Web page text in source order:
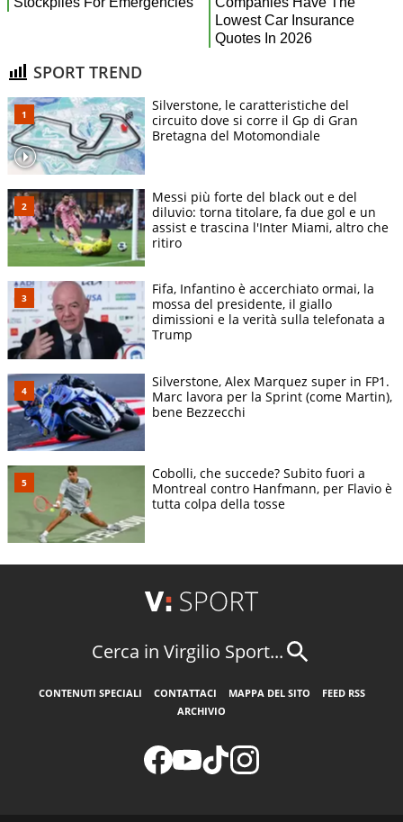
SPORT TREND
Silverstone, le caratteristiche del
circuito dove si corre il Gp di Gran
Bretagna del Motomondiale
Messi più forte del black out e del
diluvio: torna titolare, fa due gol e un
assist e trascina l'Inter Miami, altro che
ritiro
Fifa, Infantino è accerchiato ormai, la
mossa del presidente, il giallo
dimissioni e la verità sulla telefonata a
Trump
Silverstone, Alex Marquez super in FP1.
Marc lavora per la Sprint (come Martin),
bene Bezzecchi
Cobolli, che succede? Subito fuori a
Montreal contro Hanfmann, per Flavio è
tutta colpa della tosse
Cerca in Virgilio Sport...
CONTENUTI SPECIALI CONTATTACI MAPPA DEL SITO
FEED RSS
ARCHIVIO